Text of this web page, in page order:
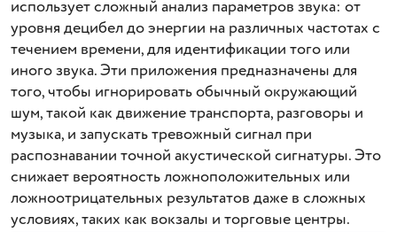
использует сложный анализ параметров звука: от
уровня децибел до энергии на различных частотах с
течением времени, для идентификации того или
иного звука. Эти приложения предназначены для
того, чтобы игнорировать обычный окружающий
шум, такой как движение транспорта, разговоры и
музыка, и запускать тревожный сигнал при
распознавании точной акустической сигнатуры. Это
снижает вероятность ложноположительных или
ложноотрицательных результатов даже в сложных
условиях, таких как вокзалы и торговые центры.